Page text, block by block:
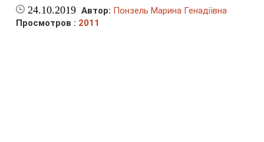
24.10.2019 Автор: Понзель Марина Генадіївна
Просмотров : 2011